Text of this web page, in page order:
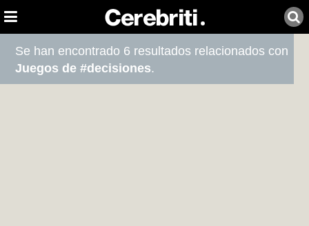
Se han encontrado 6 resultados relacionados con
Juegos de #decisiones.